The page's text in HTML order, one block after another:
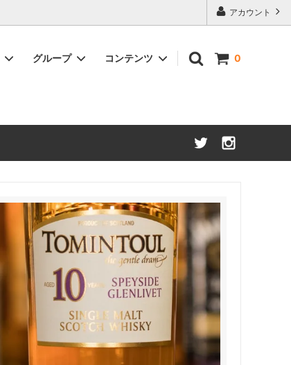
アカウント
0
グループ コンテンツ